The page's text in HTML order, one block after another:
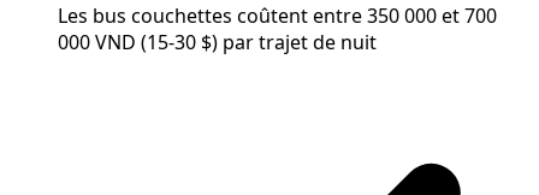
Les bus couchettes coûtent entre 350 000 et 700
000 VND (15-30 $) par trajet de nuit